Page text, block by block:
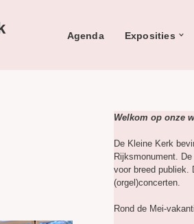
Agenda Exposities
Welkom op onze
De Kleine Kerk
Rijksmonument.
voor breed publiek.
(orgel)concerten.
Rond de Mei-